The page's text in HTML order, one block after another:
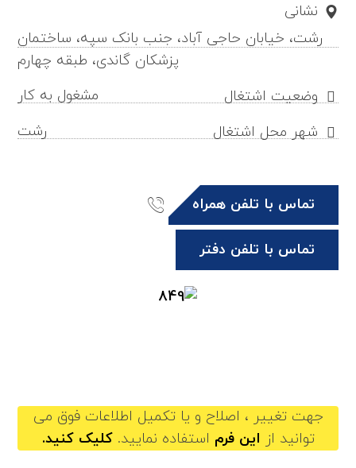
نشانی
رشت، خیابان حاجی آباد، جنب بانک سپه، ساختمان
پزشکان گاندی، طبقه چهارم
وضعیت اشتغال
مشغول به کار
شهر محل اشتغال
رشت
تماس با تلفن همراه
تماس با تلفن دفتر
جهت تغییر ، اصلاح و یا تکمیل اطلاعات فوق می
توانید از این فرم استفاده نمایید. کلیک کنید.